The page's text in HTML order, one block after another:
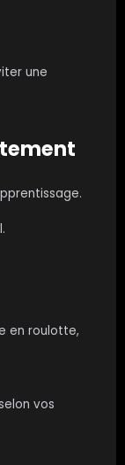
une
en roulotte,
vos